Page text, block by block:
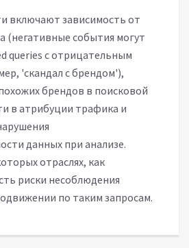
включают зависимость от
(негативные события могут
queries с отрицательным
'скандал с брендом'),
брендов в поисковой
в атрибуции трафика и
данных при анализе.
отраслях, как
риски несоблюдения
по таким запросам.